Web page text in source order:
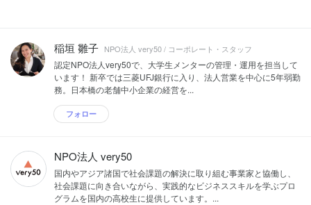
稲垣 雛子 NPO法人 very50 / コーポレート・スタッフ
認定NPO法人very50で、大学生メンターの管理・運用を担当して
います！ 新卒では三菱UFJ銀行に入り、法人営業を中心に5年弱勤
務。日本橋の老舗中小企業の経営を...
フォロー
NPO法人 very50
国内やアジア諸国で社会課題の解決に取り組む事業家と協働し、
社会課題に向き合いながら、実践的なビジネススキルを学ぶプロ
グラムを国内の高校生に提供しています。...